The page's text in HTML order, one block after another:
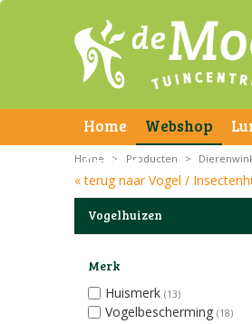
Home Webshop
Contact
Home > Producten >
« terug naar Vogel /
Vogelhuizen
Merk
Huismerk (13)
Vogelbescherming (18)